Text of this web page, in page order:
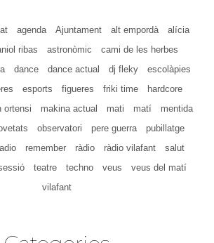
agenda Ajuntament alt empordà
alícia
ribas astronòmic
cami de les herbes
dance dance actual dj fleky
escolàpies
esports figueres friki time
hardcore
ortensi makina actual mati matí
mentida
observatori pere guerra
pubillatge
remember ràdio ràdio vilafant
salut
teatre techno veus
veus del matí
vilafant